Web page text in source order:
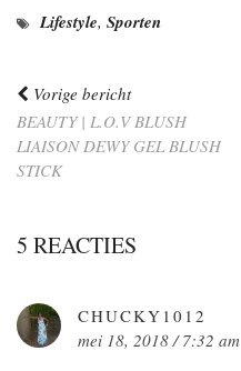
Lifestyle, Sporten
Vorige bericht
BEAUTY | L.O.V BLUSH
LIAISON DEWY GEL BLUSH
STICK
5 REACTIES
CHUCKY1012
mei 18, 2018 / 7:32 am